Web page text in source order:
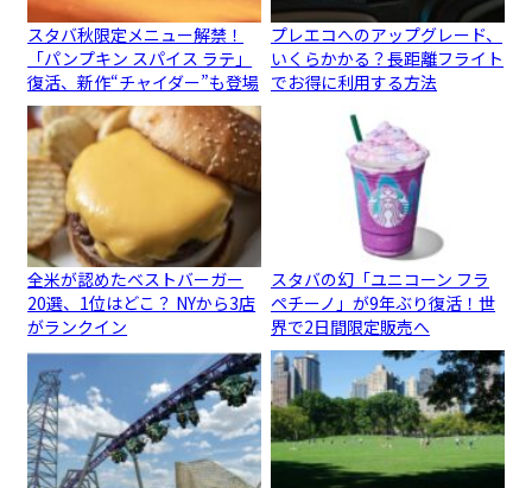
スタバ秋限定メニュー解禁！
「パンプキン スパイス ラテ」
復活、新作“チャイダー”も登場
プレエコへのアップグレード、
いくらかかる？長距離フライト
でお得に利用する方法
全米が認めたベストバーガー
20選、1位はどこ？ NYから3店
がランクイン
スタバの幻「ユニコーン フラ
ペチーノ」が9年ぶり復活！世
界で2日間限定販売へ